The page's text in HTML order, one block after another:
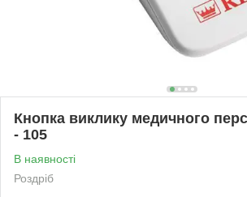
Кнопка виклику медичного
- 105
В наявності
Роздріб